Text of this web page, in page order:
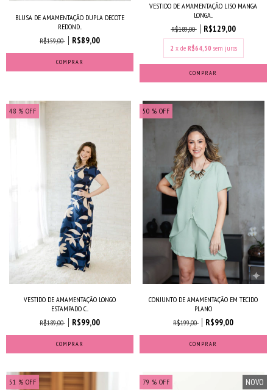
BLUSA DE AMAMENTAÇÃO DUPLA DECOTE
REDOND...
R$159,00
R$89,00
COMPRAR
VESTIDO DE AMAMENTAÇÃO LISO MANGA
LONGA...
R$189,00
R$129,00
2 x de R$64,50 sem juros
COMPRAR
48 % OFF
VESTIDO DE AMAMENTAÇÃO LONGO
ESTAMPADO C...
R$189,00
R$99,00
COMPRAR
50 % OFF
CONJUNTO DE AMAMENTAÇÃO EM TECIDO
PLANO
R$199,00
R$99,00
COMPRAR
51 % OFF 79 % OFF NOVO